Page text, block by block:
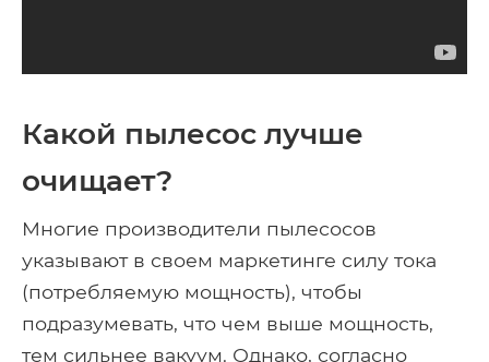
Какой пылесос лучше
очищает?
Многие производители пылесосов
указывают в своем маркетинге силу тока
(потребляемую мощность), чтобы
подразумевать, что чем выше мощность,
тем сильнее вакуум. Однако, согласно